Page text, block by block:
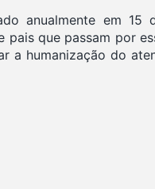
anualmente em
que passam por
a humanização do